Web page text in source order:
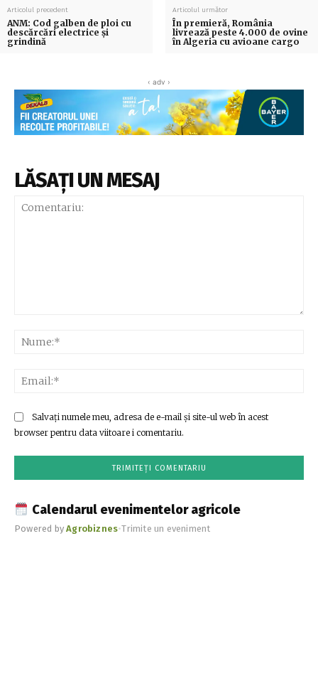
Articolul precedent
ANM: Cod galben de ploi cu
descărcări electrice și
grindină
Articolul următor
În premieră, România
livrează peste 4.000 de ovine
în Algeria cu avioane cargo
‹ adv ›
LĂSAȚI UN MESAJ
Salvați numele meu, adresa de e-mail și site-ul web în acest
browser pentru data viitoare i comentariu.
Calendarul evenimentelor agricole
Powered byAgrobiznes•Trimite un eveniment